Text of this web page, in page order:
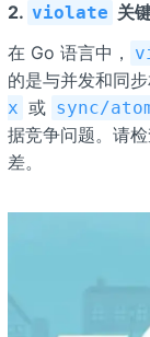
2. violate 关
在 Go 语言中，
的是与并发和同
x 或 sync/
据竞争问题。请
差。